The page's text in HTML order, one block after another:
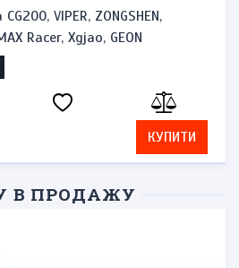
VIPER, ZONGSHEN,
Racer, Xgjao, GEON
КУПИТИ
В ПРОДАЖУ